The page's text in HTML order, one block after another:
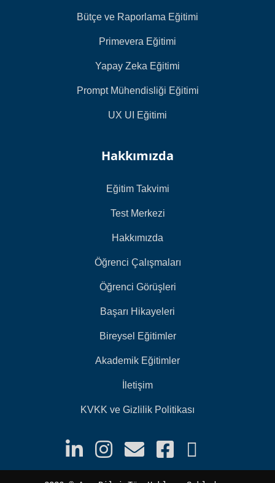
Bütçe ve Raporlama Eğitimi
Primevera Eğitimi
Yapay Zeka Eğitimi
Prompt Mühendisliği Eğitimi
UX UI Eğitimi
Hakkımızda
Eğitim Takvimi
Test Merkezi
Hakkımızda
Öğrenci Çalışmaları
Öğrenci Görüşleri
Başarı Hikayeleri
Bireysel Eğitimler
Akademik Eğitimler
İletişim
KVKK ve Gizlilik Politikası